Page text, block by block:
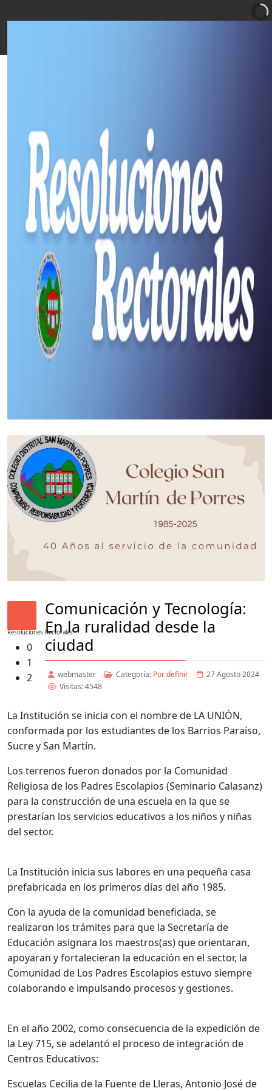
Resoluciones Rectorales
0
1
2
Comunicación y Tecnología:
En la ruralidad desde la
ciudad
webmaster Categoría: Por definir
27 Agosto 2024
Visitas: 4548
La Institución se inicia con el nombre de LA UNIÓN,
conformada por los estudiantes de los Barrios Paraíso,
Sucre y San Martín.
Los terrenos fueron donados por la Comunidad
Religiosa de los Padres Escolapios (Seminario Calasanz)
para la construcción de una escuela en la que se
prestarían los servicios educativos a los niños y niñas
del sector.
La Institución inicia sus labores en una pequeña casa
prefabricada en los primeros días del año 1985.
Con la ayuda de la comunidad beneficiada, se
realizaron los trámites para que la Secretaría de
Educación asignara los maestros(as) que orientaran,
apoyaran y fortalecieran la educación en el sector, la
Comunidad de Los Padres Escolapios estuvo siempre
colaborando e impulsando procesos y gestiones.
En el año 2002, como consecuencia de la expedición de
la Ley 715, se adelantó el proceso de integración de
Centros Educativos:
Escuelas Cecilia de la Fuente de Lleras, Antonio José de